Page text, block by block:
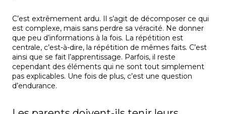
C’est extrêmement ardu. Il s’agit de décomposer ce qui
est complexe, mais sans perdre sa véracité. Ne donner
que peu d’informations à la fois. La répétition est
centrale, c’est-à-dire, la répétition de mêmes faits. C’est
ainsi que se fait l’apprentissage. Parfois, il reste
cependant des éléments qui ne sont tout simplement
pas explicables. Une fois de plus, c’est une question
d’endurance.